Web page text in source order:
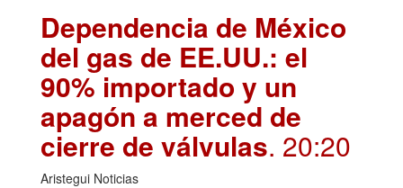
Dependencia de México
del gas de EE.UU.: el
90% importado y un
apagón a merced de
cierre de válvulas. 20:20
Aristegui Noticias